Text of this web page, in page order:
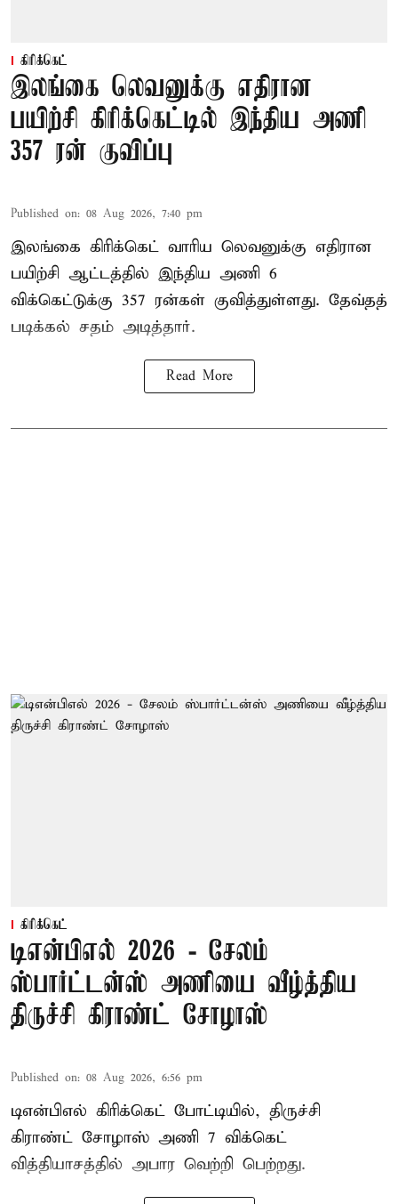
கிரிக்கெட்
இலங்கை லெவனுக்கு எதிரான
பயிற்சி கிரிக்கெட்டில் இந்திய அணி
357 ரன் குவிப்பு
Published on: 08 Aug 2026, 7:40 pm
இலங்கை கிரிக்கெட் வாரிய லெவனுக்கு எதிரான
பயிற்சி ஆட்டத்தில் இந்திய அணி 6
விக்கெட்டுக்கு 357 ரன்கள் குவித்துள்ளது. தேவ்தத்
படிக்கல் சதம் அடித்தார்.
Read More
கிரிக்கெட்
டிஎன்பிஎல் 2026 - சேலம்
ஸ்பார்ட்டன்ஸ் அணியை வீழ்த்திய
திருச்சி கிராண்ட் சோழாஸ்
Published on: 08 Aug 2026, 6:56 pm
டிஎன்பிஎல் கிரிக்கெட் போட்டியில், திருச்சி
கிராண்ட் சோழாஸ் அணி 7 விக்கெட்
வித்தியாசத்தில் அபார வெற்றி பெற்றது.